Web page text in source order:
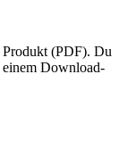
(PDF). Du
einem Download-